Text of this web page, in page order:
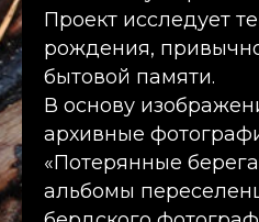
Проект исследует
рождения,
бытовой памяти.
В основу
архивные
«Потерянные
альбомы